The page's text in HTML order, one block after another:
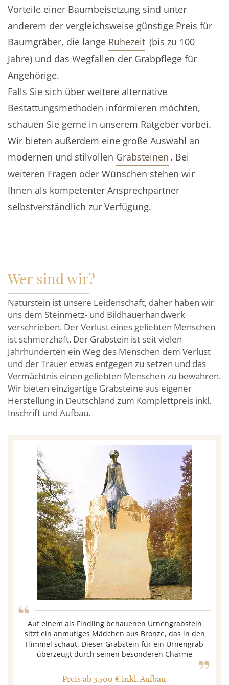
Vorteile einer Baumbeisetzung sind unter
anderem der vergleichsweise günstige Preis für
Baumgräber, die lange Ruhezeit (bis zu 100
Jahre) und das Wegfallen der Grabpflege für
Angehörige.
Falls Sie sich über weitere alternative
Bestattungsmethoden informieren möchten,
schauen Sie gerne in unserem Ratgeber vorbei.
Wir bieten außerdem eine große Auswahl an
modernen und stilvollen Grabsteinen . Bei
weiteren Fragen oder Wünschen stehen wir
Ihnen als kompetenter Ansprechpartner
selbstverständlich zur Verfügung.
Wer sind wir?
Naturstein ist unsere Leidenschaft, daher haben wir
uns dem Steinmetz- und Bildhauerhandwerk
verschrieben. Der Verlust eines geliebten Menschen
ist schmerzhaft. Der Grabstein ist seit vielen
Jahrhunderten ein Weg des Menschen dem Verlust
und der Trauer etwas entgegen zu setzen und das
Vermächtnis einen geliebten Menschen zu bewahren.
Wir bieten einzigartige Grabsteine aus eigener
Herstellung in Deutschland zum Komplettpreis inkl.
Inschrift und Aufbau.
“Auf einem als Findling behauenen Urnengrabstein
sitzt ein anmutiges Mädchen aus Bronze, das in den
Himmel schaut. Dieser Grabstein für ein Urnengrab
überzeugt durch seinen besonderen Charme „
Preis ab 3.500 € inkl. Aufbau